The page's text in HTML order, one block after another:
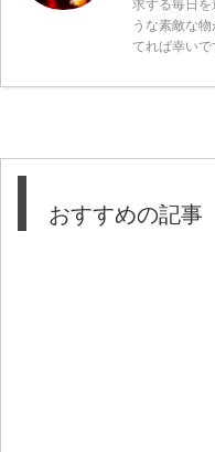
求する毎日を
うな素敵な
てれば幸いで
おすすめの記事